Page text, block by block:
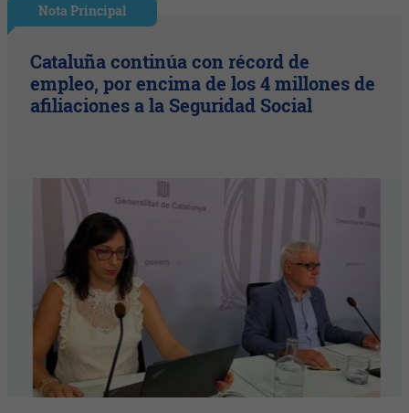
Nota Principal
Cataluña continúa con récord de
empleo, por encima de los 4 millones de
afiliaciones a la Seguridad Social